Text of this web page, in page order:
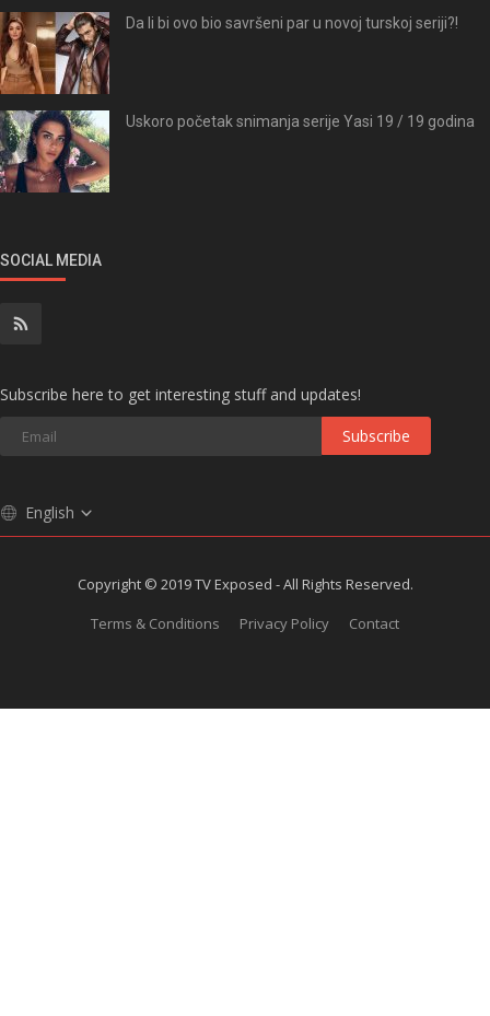
Da li bi ovo bio savršeni par u novoj turskoj seriji?!
Uskoro početak snimanja serije Yasi 19 / 19 godina
SOCIAL MEDIA
Subscribe here to get interesting stuff and updates!
Subscribe
English
Copyright © 2019 TV Exposed - All Rights Reserved.
Terms & Conditions
Privacy Policy Contact